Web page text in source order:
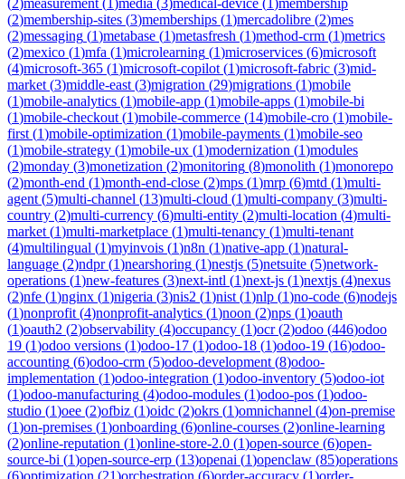
(2)membership-sites (3)memberships (1)mercadolibre (2)mes
(2)messaging (1)metabase (1)metasfresh (1)method-crm (1)metrics
(2)mexico (1)mfa (1)microlearning (1)microservices (6)microsoft
(4)microsoft-365 (1)microsoft-copilot (1)microsoft-fabric (3)mid-
market (3)middle-east (3)migration (29)migrations (1)mobile
(1)mobile-analytics (1)mobile-app (1)mobile-apps (1)mobile-bi
(1)mobile-checkout (1)mobile-commerce (14)mobile-cro (1)mobile-
first (1)mobile-optimization (1)mobile-payments (1)mobile-seo
(1)mobile-strategy (1)mobile-ux (1)modernization (1)modules
(2)monday (3)monetization (2)monitoring (8)monolith (1)monorepo
(2)month-end (1)month-end-close (2)mps (1)mrp (6)mtd (1)multi-
agent (5)multi-channel (13)multi-cloud (1)multi-company (3)multi-
country (2)multi-currency (6)multi-entity (2)multi-location (4)multi-
market (1)multi-marketplace (1)multi-tenancy (1)multi-tenant
(4)multilingual (1)myinvois (1)n8n (1)native-app (1)natural-
language (2)ndpr(1)nearshoring (1)nestjs (5)netsuite (5)network-
operations (1)new-features (3)next-intl (1)next-js (1)nextjs (4)nexus
(2)nfe (1)nginx (1)nigeria (3)nis2 (1)nist (1)nlp (1)no-code (6)nodejs
(1)nonprofit (4)nonprofit-analytics (1)noon (2)nps (1)oauth
(1)oauth2 (2)observability (4)occupancy (1)ocr(2)odoo (446)odoo
19 (1)odoo versions (1)odoo-17 (1)odoo-18 (1)odoo-19 (16)odoo-
accounting (6)odoo-crm (5)odoo-development (8)odoo-
implementation (1)odoo-integration (1)odoo-inventory (5)odoo-iot
(1)odoo-manufacturing (4)odoo-modules (1)odoo-pos (1)odoo-
studio (1)oee (2)ofbiz (1)oidc (2)okrs (1)omnichannel (4)on-premise
(1)on-premises (1)onboarding (6)online-courses (2)online-learning
(2)online-reputation (1)online-store-2.0 (1)open-source (6)open-
source-bi (1)open-source-erp (13)openai (1)openclaw (85)operations
(6)optimization (21)orchestration (6)order-accuracy (1)order-